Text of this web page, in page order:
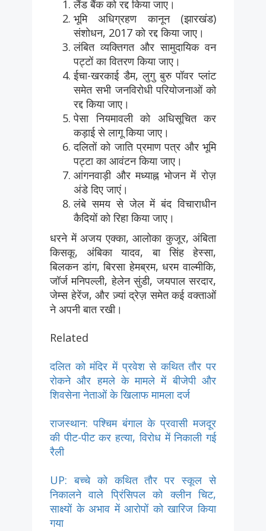
लैंड बैंक को रद्द किया जाए।
भूमि अधिग्रहण कानून (झारखंड)
संशोधन, 2017 को रद्द किया जाए।
लंबित व्यक्तिगत और सामुदायिक वन
पट्टों का वितरण किया जाए।
ईचा-खरकाई डैम, लुगु बुरु पॉवर प्लांट
समेत सभी जनविरोधी परियोजनाओं को
रद्द किया जाए।
पेसा नियमावली को अधिसूचित कर
कड़ाई से लागू किया जाए।
दलितों को जाति प्रमाण पत्र और भूमि
पट्टा का आवंटन किया जाए।
आंगनवाड़ी और मध्याह्न भोजन में रोज़
अंडे दिए जाएं।
लंबे समय से जेल में बंद विचाराधीन
कैदियों को रिहा किया जाए।
धरने में अजय एक्का, आलोका कुजूर, अंबिता
किसकू, अंबिका यादव, बा सिंह हेस्सा,
बिलकन डांग, बिरसा हेमब्रम, धरम वाल्मीकि,
जॉर्ज मनिपल्ली, हेलेन सुंडी, जयपाल सरदार,
जेम्स हेरेंज, और ज़्यां द्रेज़ समेत कई वक्ताओं
ने अपनी बात रखी।
Related
दलित को मंदिर में प्रवेश से कथित तौर पर
रोकने और हमले के मामले में बीजेपी और
शिवसेना नेताओं के खिलाफ मामला दर्ज
राजस्थान: पश्चिम बंगाल के प्रवासी मजदूर
की पीट-पीट कर हत्या, विरोध में निकाली गई
रैली
UP: बच्चे को कथित तौर पर स्कूल से
निकालने वाले प्रिंसिपल को क्लीन चिट,
साक्ष्यों के अभाव में आरोपों को खारिज किया
गया